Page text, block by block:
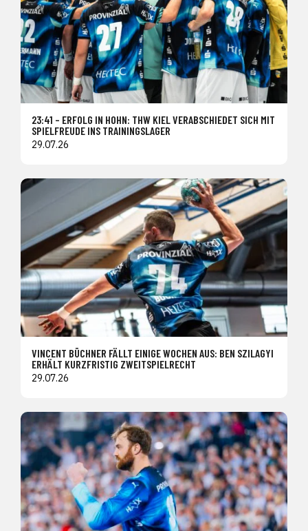
23:41 – ERFOLG IN HOHN: THW KIEL VERABSCHIEDET SICH MIT
SPIELFREUDE INS TRAININGSLAGER
29.07.26
VINCENT BÜCHNER FÄLLT EINIGE WOCHEN AUS: BEN SZILAGYI
ERHÄLT KURZFRISTIG ZWEITSPIELRECHT
29.07.26